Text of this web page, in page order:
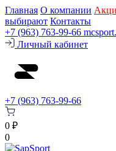
Главная О компании
выбирают Контакты
+7 (963) 763-99-66
Личный кабинет
+7 (963) 763-99-66
0 ₽
0